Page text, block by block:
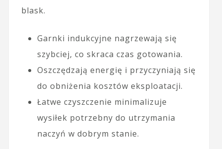
blask.
Garnki indukcyjne nagrzewają się
szybciej, co skraca czas gotowania.
Oszczędzają energię i przyczyniają się
do obniżenia kosztów eksploatacji.
Łatwe czyszczenie minimalizuje
wysiłek potrzebny do utrzymania
naczyń w dobrym stanie.